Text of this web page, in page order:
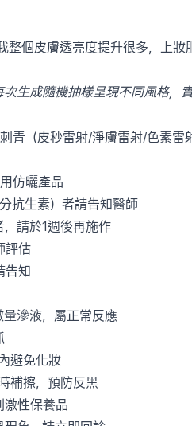
整個皮膚透亮度提升很多，上妝
生成隨機抽樣呈現不同風格，
刺青（皮秒雷射/淨膚雷射/色素
仿曬產品
抗生素）者請告知醫師
，請於1週後再施作
評估
告知
量滲液，屬正常反應
避免化妝
補擦，預防反黑
激性保養品